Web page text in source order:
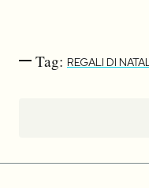
Tag: REGALI DI